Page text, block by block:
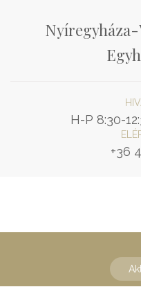
H-P 8:30-
+36